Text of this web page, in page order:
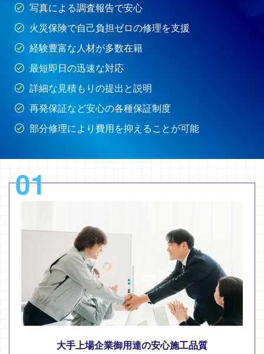
写真による調査報告で安心
火災保険で自己負担ゼロの修理を支援
経験豊富な人材が多数在籍
最短即日の迅速な対応
詳細な見積もりの提出と説明
再発保証など安心の各種保証制度
部分修理により費用を抑えることが可能
01
大手上場企業御用達の安心施工品質